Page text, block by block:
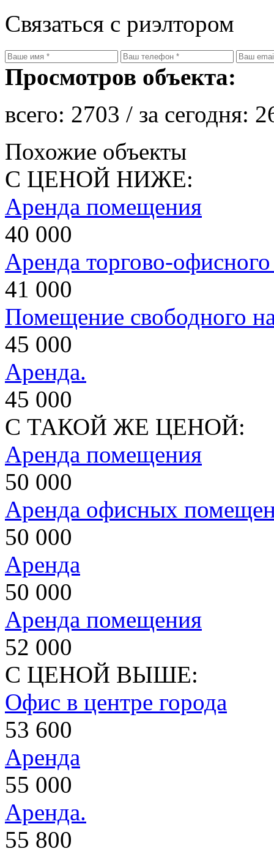
Связаться с риэлтором
Просмотров объекта:
всего: 2703 / за сегодня:
Похожие объекты
С ЦЕНОЙ НИЖЕ:
Аренда помещения
40 000
Аренда торгово-
41 000
Помещение свободного
45 000
Аренда.
45 000
С ТАКОЙ ЖЕ ЦЕНОЙ:
Аренда помещения
50 000
Аренда офисных
50 000
Аренда
50 000
Аренда помещения
52 000
С ЦЕНОЙ ВЫШЕ:
Офис в центре города
53 600
Аренда
55 000
Аренда.
55 800